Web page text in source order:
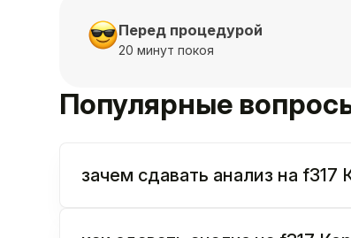
Перед процедурой
20 минут покоя
Популярные
зачем сдавать анализ на f317